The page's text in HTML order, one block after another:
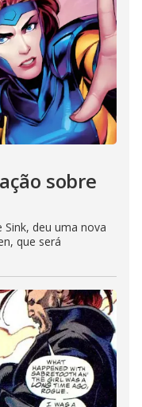
sobre
Sink, deu uma nova
que será